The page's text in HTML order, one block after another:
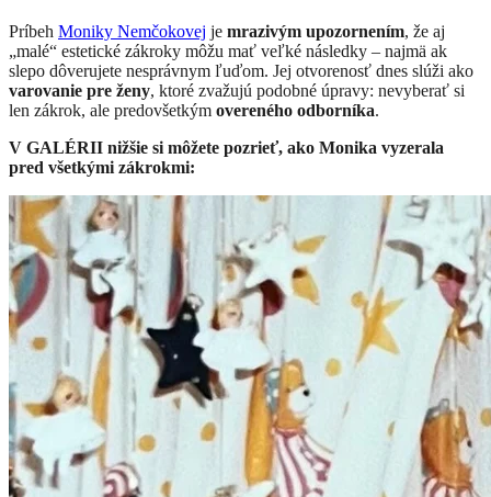
Príbeh Moniky Nemčokovej je mrazivým upozornením, že aj
„malé“ estetické zákroky môžu mať veľké následky – najmä ak
slepo dôverujete nesprávnym ľuďom. Jej otvorenosť dnes slúži ako
varovanie pre ženy, ktoré zvažujú podobné úpravy: nevyberať si
len zákrok, ale predovšetkým overeného odborníka.
V GALÉRII nižšie si môžete pozrieť, ako Monika vyzerala
pred všetkými zákrokmi: